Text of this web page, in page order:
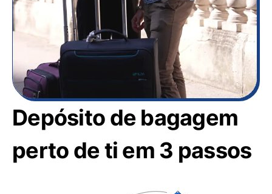
Depósito de bagagem
perto de ti em 3 passos